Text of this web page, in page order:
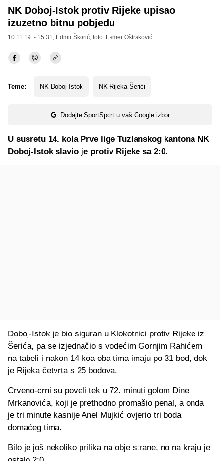
NK Doboj-Istok protiv Rijeke upisao
izuzetno bitnu pobjedu
10.11.19. - 15:31, Edmir Škorić, foto: Esmer Oštraković
Teme: NK Doboj Istok NK Rijeka Šerići
Dodajte SportSport u vaš Google izbor
U susretu 14. kola Prve lige Tuzlanskog kantona NK
Doboj-Istok slavio je protiv Rijeke sa 2:0.
Doboj-Istok je bio siguran u Klokotnici protiv Rijeke iz
Šerića, pa se izjednačio s vodećim Gornjim Rahićem
na tabeli i nakon 14 koa oba tima imaju po 31 bod, dok
je Rijeka četvrta s 25 bodova.
Crveno-crni su poveli tek u 72. minuti golom Dine
Mrkanovića, koji je prethodno promašio penal, a onda
je tri minute kasnije Anel Mujkić ovjerio tri boda
domaćeg tima.
Bilo je još nekoliko prilika na obje strane, no na kraju je